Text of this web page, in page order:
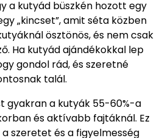
a kutyád büszkén hozott egy
„kincset”, amit séta közben
ösztönös, és nem csak
Ha kutyád ajándékokkal lep
gondol rád, és szeretné
talál.
gyakran a kutyák 55-60%-a
és aktívabb fajtáknál. Ez
szeretet és a figyelmesség